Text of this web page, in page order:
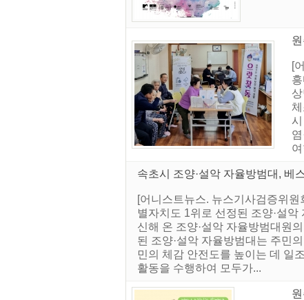
[
속초시 조양·설악 자율방범대, 베
[어니스트뉴스. 뉴스기사검증위
별자치도 1위로 선정된 조양·설
신해 온 조양·설악 자율방범대원
된 조양·설악 자율방범대는 주민
민의 체감 안전도를 높이는 데 일
활동을 수행하여 모두가...